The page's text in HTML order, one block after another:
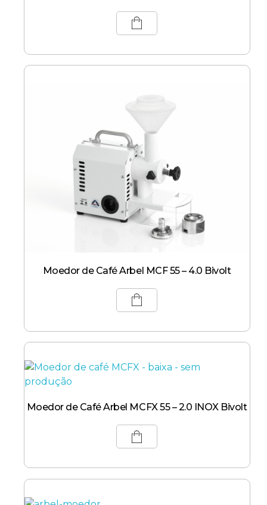
Moedor de Café Arbel MCF 55 – 4.0 Bivolt
Moedor de Café Arbel MCFX 55 – 2.0 INOX Bivolt